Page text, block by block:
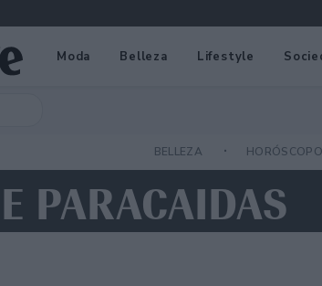
Moda Belleza Lifestyle
BELLEZA HORÓSCOPO
PARACAIDAS